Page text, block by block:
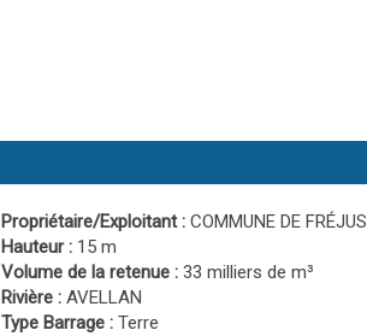
Propriétaire/Exploitant : COMMUNE DE FRÉJUS
Hauteur : 15 m
Volume de la retenue : 33 milliers de m³
Rivière : AVELLAN
Type Barrage : Terre